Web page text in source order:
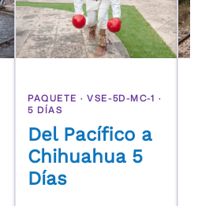
PAQUETE · VSE-5D-MC-1 ·
5 DÍAS
Del Pacífico a
Chihuahua 5
Días